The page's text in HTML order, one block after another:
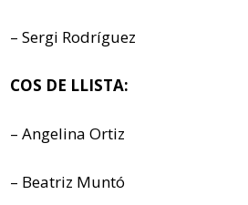
– Sergi Rodríguez
COS DE LLISTA:
– Angelina Ortiz
– Beatriz Muntó